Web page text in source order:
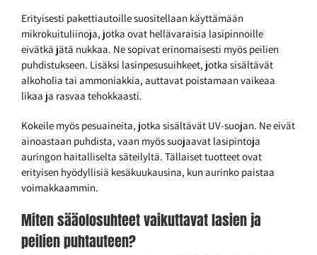
Erityisesti pakettiautoille suositellaan käyttämään
mikrokuituliinoja, jotka ovat hellävaraisia lasipinnoille
eivätkä jätä nukkaa. Ne sopivat erinomaisesti myös peilien
puhdistukseen. Lisäksi lasinpesusuihkeet, jotka sisältävät
alkoholia tai ammoniakkia, auttavat poistamaan vaikeaa
likaa ja rasvaa tehokkaasti.
Kokeile myös pesuaineita, jotka sisältävät UV-suojan. Ne eivät
ainoastaan puhdista, vaan myös suojaavat lasipintoja
auringon haitalliselta säteilyltä. Tällaiset tuotteet ovat
erityisen hyödyllisiä kesäkuukausina, kun aurinko paistaa
voimakkaammin.
Miten sääolosuhteet vaikuttavat lasien ja
peilien puhtauteen?